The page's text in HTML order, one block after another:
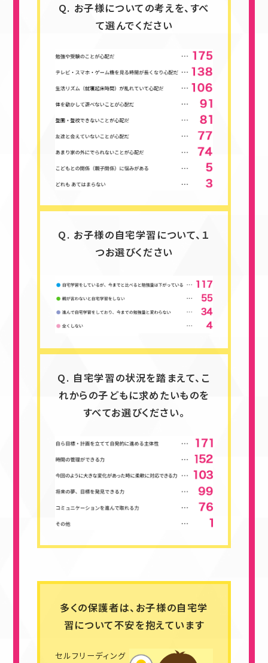
Q. お子様についての考えを、すべ
て選んでください
Q. お子様の自宅学習について、１
つお選びください
Q. 自宅学習の状況を踏まえて、こ
れからの子どもに求めたいものを
すべてお選びください。
多くの保護者は、お子様の自宅学
習について不安を抱えています
セルフリーディング